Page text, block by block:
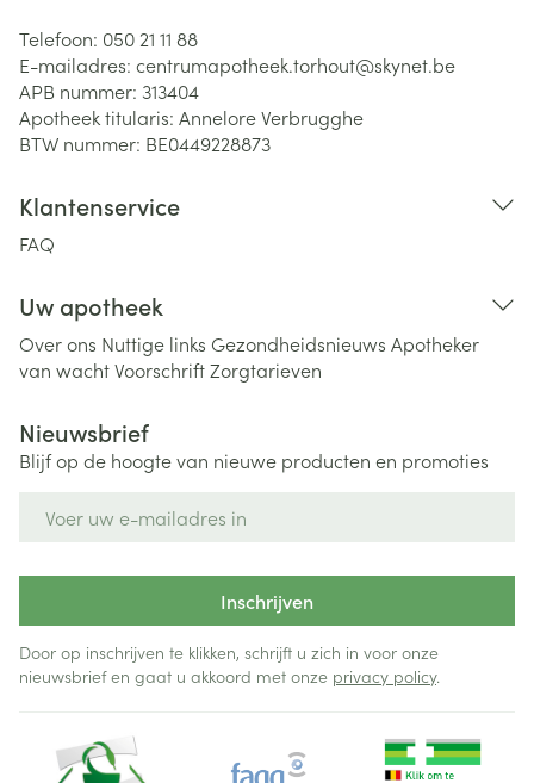
Telefoon: 050 21 11 88
E-mailadres: centrumapotheek.torhout@skynet.be
APB nummer: 313404
Apotheek titularis: Annelore Verbrugghe
BTW nummer: BE0449228873
Klantenservice
FAQ
Uw apotheek
Over ons Nuttige links Gezondheidsnieuws Apotheker
van wachtVoorschriftZorgtarieven
Nieuwsbrief
Blijf op de hoogte van nieuwe producten en promoties
Inschrijven
Door op inschrijven te klikken, schrijft u zich in voor onze
nieuwsbrief en gaat u akkoord met onze privacy policy.